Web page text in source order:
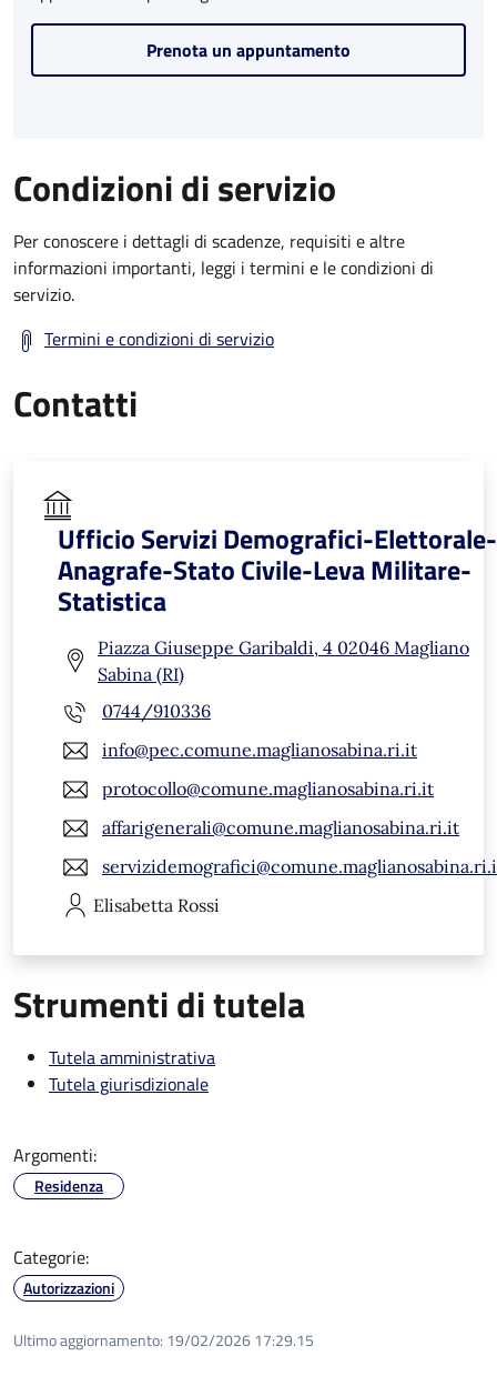
Prenota un appuntamento
Condizioni di servizio
Per conoscere i dettagli di scadenze, requisiti e altre
informazioni importanti, leggi i termini e le condizioni di
servizio.
Termini e condizioni di servizio
Contatti
Ufficio Servizi Demografici-Elettorale-
Anagrafe-Stato Civile-Leva Militare-
Statistica
Piazza Giuseppe Garibaldi, 4 02046 Magliano
Sabina (RI)
0744/910336
info@pec.comune.maglianosabina.ri.it
protocollo@comune.maglianosabina.ri.it
affarigenerali@comune.maglianosabina.ri.it
Elisabetta Rossi
Strumenti di tutela
Tutela amministrativa
Tutela giurisdizionale
Argomenti:
Residenza
Categorie:
Autorizzazioni
Ultimo aggiornamento: 19/02/2026 17:29.15